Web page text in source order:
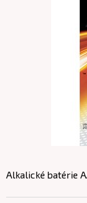
Alkalické batérie